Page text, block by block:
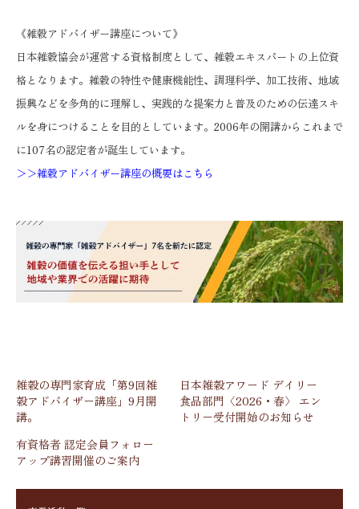
《雑穀アドバイザー講座について》
日本雑穀協会が運営する資格制度として、雑穀エキスパートの上位資
格となります。雑穀の特性や健康機能性、調理科学、加工技術、地域
振興などを多角的に理解し、実践的な提案力と普及のための伝達スキ
ルを身につけることを目的としています。2006年の開講からこれまで
に107名の認定者が誕生しています。
＞＞雑穀アドバイザー講座の概要はこちら
雑穀の専門家育成「第9回雑
穀アドバイザー講座」9月開
講。
日本雑穀アワード デイリー
食品部門〈2026・春〉 エン
トリー受付開始のお知らせ
有資格者 認定会員フォロー
アップ講習開催のご案内